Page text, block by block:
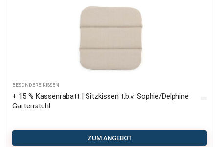
BESONDERE KISSEN
+ 15 % Kassenrabatt | Sitzkissen t.b.v. Sophie/Delphine
Gartenstuhl
ZUM ANGEBOT